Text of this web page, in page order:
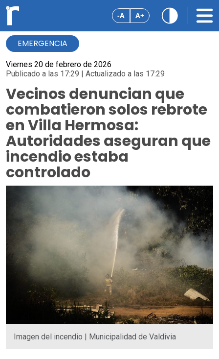
-A A+
EMERGENCIA
Viernes 20 de febrero de 2026
Publicado a las 17:29 | Actualizado a las 17:29
Vecinos denuncian que
combatieron solos rebrote
en Villa Hermosa:
Autoridades aseguran que
incendio estaba
controlado
Imagen del incendio | Municipalidad de Valdivia